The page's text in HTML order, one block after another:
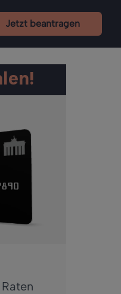
Jetzt beantragen